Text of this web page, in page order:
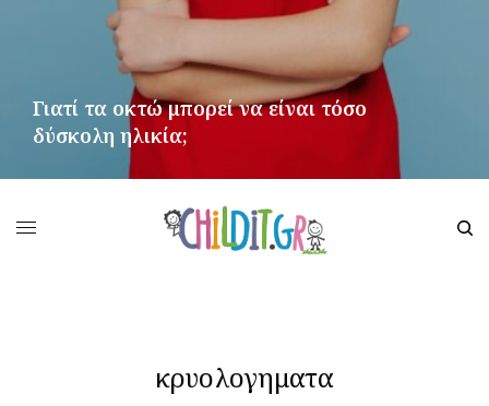
Γιατί τα οκτώ μπορεί να είναι τόσο
δύσκολη ηλικία;
κρυολογηματα